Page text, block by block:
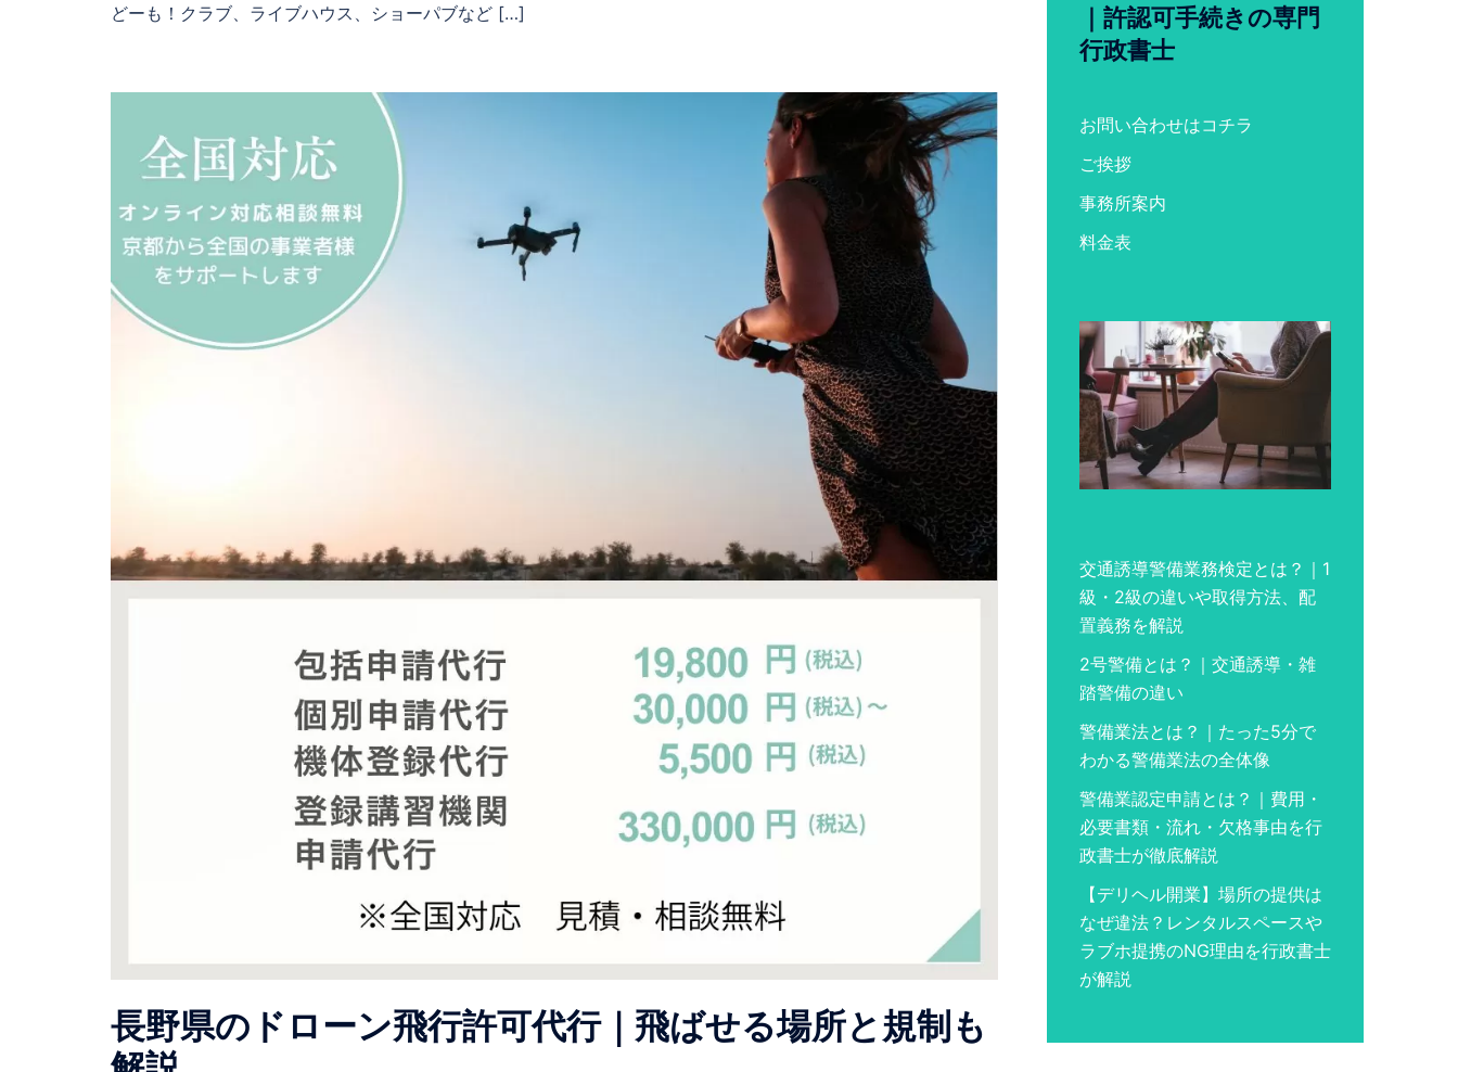
どーも！クラブ、ライブハウス、ショーパブなど […]
長野県のドローン飛行許可代行｜飛ばせる場所と規制も
｜許認可手続きの専門
行政書士
お問い合わせはコチラ
ご挨拶
事務所案内
料金表
交通誘導警備業務検定とは？｜1
級・2級の違いや取得方法、配
置義務を解説
2号警備とは？｜交通誘導・雑
踏警備の違い
警備業法とは？｜たった5分で
わかる警備業法の全体像
警備業認定申請とは？｜費用・
必要書類・流れ・欠格事由を行
政書士が徹底解説
【デリヘル開業】場所の提供は
なぜ違法？レンタルスペースや
ラブホ提携のNG理由を行政書士
が解説